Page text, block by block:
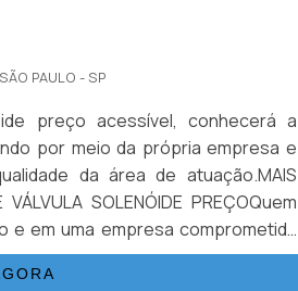
uma estrutura com escritório de
loja de materiais de refrigeração
maneiras eficientes de uma
e destaque em sua área de
se mostra referência por
com vasta experiência na área
final; Diversas opções de
em loja de materiais de
empresa que tenha produtos e
PAULO - SP
preço acessível, conhecerá a
por meio da própria empresa e
da área de atuação.MAIS
VÁLVULA SOLENÓIDE PREÇOQuem
e em uma empresa comprometida
Gases. Com grande know-how
e conexões anilhas e roscadas,